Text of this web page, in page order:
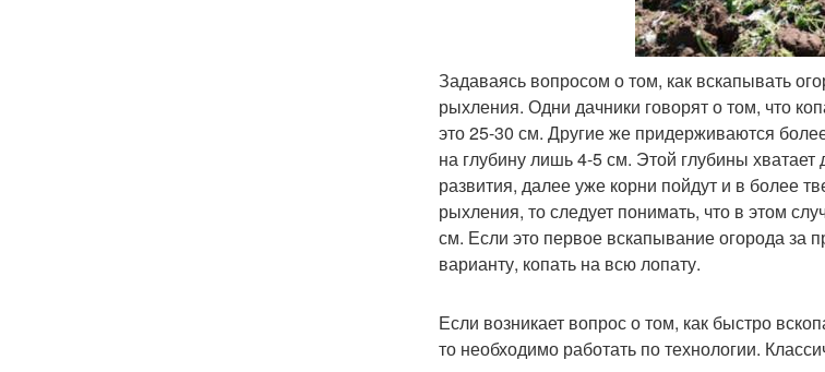
Задаваясь вопросом о том, как вскапывать
рыхления. Одни дачники говорят о том, что
это 25-30 см. Другие же придерживаются
на глубину лишь 4-5 см. Этой глубины
развития, далее уже корни пойдут и в более
рыхления, то следует понимать, что в этом
см. Если это первое вскапывание огорода за
варианту, копать на всю лопату.
Если возникает вопрос о том, как быстро
то необходимо работать по технологии.